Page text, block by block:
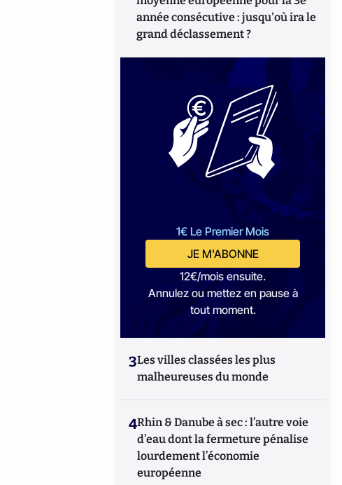
année consécutive : jusqu'où ira le
grand déclassement ?
1€ Le Premier Mois
JE M'ABONNE
12€/mois ensuite.
Annulez ou mettez en pause à
tout moment.
3Les villes classées les plus
malheureuses du monde
4Rhin & Danube à sec : l’autre voie
d’eau dont la fermeture pénalise
lourdement l’économie
européenne